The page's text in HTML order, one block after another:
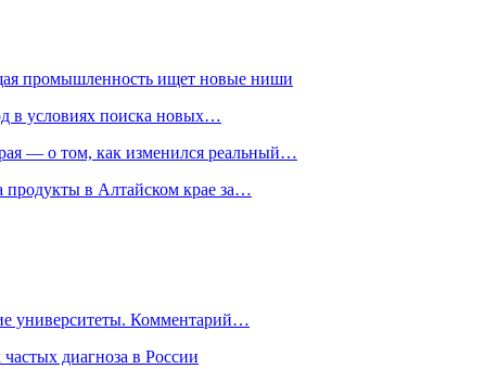
промышленность ищет новые ниши
в условиях поиска новых…
— о том, как изменился реальный…
продукты в Алтайском крае за…
университеты. Комментарий…
диагноза в России